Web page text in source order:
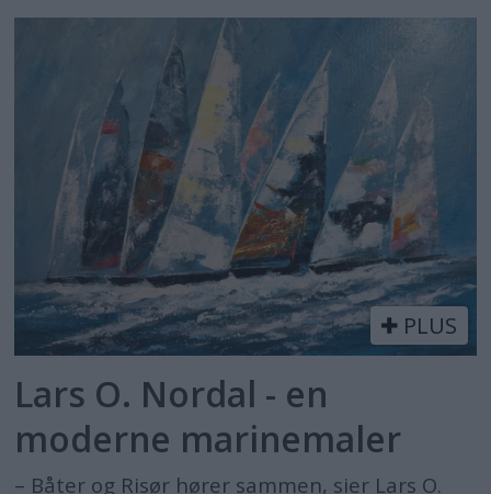
PLUS
Lars O. Nordal - en
moderne marinemaler
– Båter og Risør hører sammen, sier Lars O.